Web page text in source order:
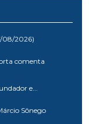
08/2026)
comenta
e...
Sônego